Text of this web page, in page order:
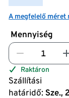
A megfelelő méret
Mennyiség
Raktáron
Szállítási
határidő: Sze.,